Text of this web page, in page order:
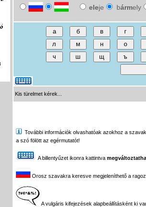
eleje bármely
Kis türelmet kérek...
További információk olvashatóak azokhoz a
a szó fölött az egérmutatót!
A billentyűzet ikonra kattintva
Orosz szavakra keresve megjeleníthető a
A vulgáris kifejezések alapbeállításként ki